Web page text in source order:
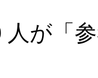
人が「